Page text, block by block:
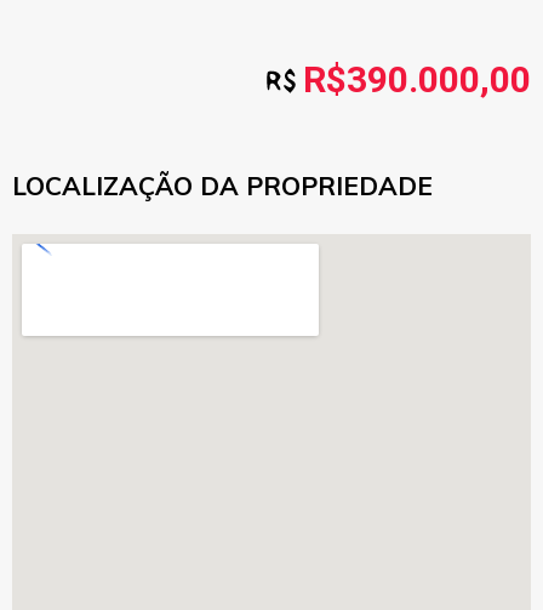
R$390.000,00
LOCALIZAÇÃO DA PROPRIEDADE